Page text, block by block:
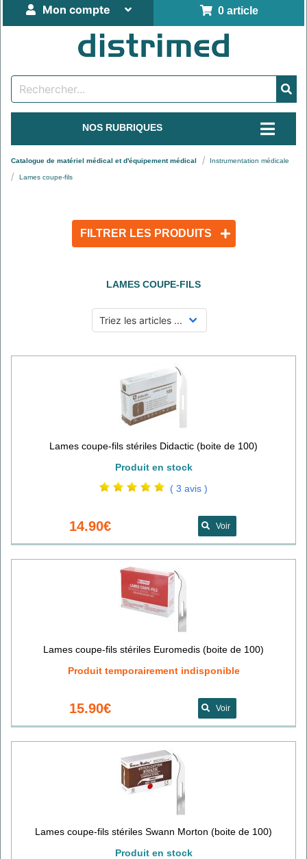
0 article
Mon compte
NOS RUBRIQUES
Catalogue de matériel médical et d'équipement médical Instrumentation médicale
Lames coupe-fils
FILTRER LES PRODUITS
LAMES COUPE-FILS
Lames coupe-fils stériles Didactic (boite de 100)
Produit en stock
( 3 avis )
14.90€ Voir
Lames coupe-fils stériles Euromedis (boite de 100)
Produit temporairement indisponible
15.90€ Voir
Lames coupe-fils stériles Swann Morton (boite de 100)
Produit en stock